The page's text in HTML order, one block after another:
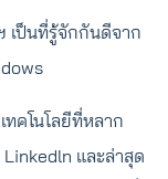
เป็นที่รู้จักกันดีจาก
คโนโลยีที่หลาก
และล่าสุด